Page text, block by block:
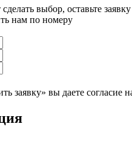
выбор, оставьте
нам по номеру
заявку» вы даете согласие